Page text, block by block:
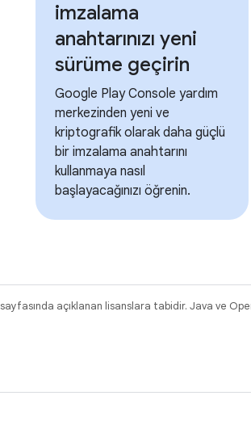
imzalama
anahtarınızı yeni
sürüme geçirin
Google Play Console yardım
merkezinden yeni ve
kriptografik olarak daha güçlü
bir imzalama anahtarını
kullanmaya nasıl
başlayacağınızı öğrenin.
sayfasında açıklanan lisanslara tabidir. Java ve